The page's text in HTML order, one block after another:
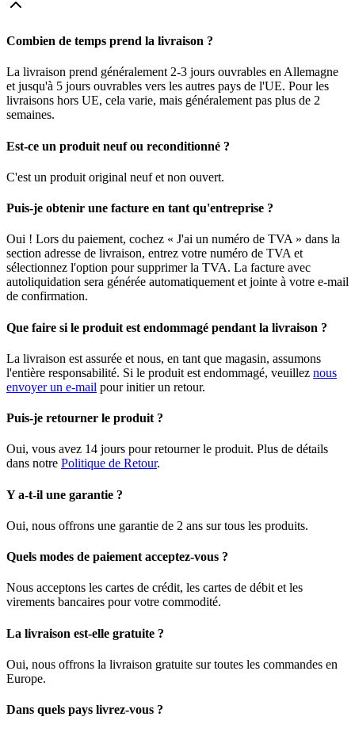
Combien de temps prend la livraison ?
La livraison prend généralement 2-3 jours ouvrables en Allemagne
et jusqu'à 5 jours ouvrables vers les autres pays de l'UE. Pour les
livraisons hors UE, cela varie, mais généralement pas plus de 2
semaines.
Est-ce un produit neuf ou reconditionné ?
C'est un produit original neuf et non ouvert.
Puis-je obtenir une facture en tant qu'entreprise ?
Oui ! Lors du paiement, cochez « J'ai un numéro de TVA » dans la
section adresse de livraison, entrez votre numéro de TVA et
sélectionnez l'option pour supprimer la TVA. La facture avec
autoliquidation sera générée automatiquement et jointe à votre e-mail
de confirmation.
Que faire si le produit est endommagé pendant la livraison ?
La livraison est assurée et nous, en tant que magasin, assumons
l'entière responsabilité. Si le produit est endommagé, veuillez nous
envoyer un e-mail pour initier un retour.
Puis-je retourner le produit ?
Oui, vous avez 14 jours pour retourner le produit. Plus de détails
dans notre Politique de Retour.
Y a-t-il une garantie ?
Oui, nous offrons une garantie de 2 ans sur tous les produits.
Quels modes de paiement acceptez-vous ?
Nous acceptons les cartes de crédit, les cartes de débit et les
virements bancaires pour votre commodité.
La livraison est-elle gratuite ?
Oui, nous offrons la livraison gratuite sur toutes les commandes en
Europe.
Dans quels pays livrez-vous ?